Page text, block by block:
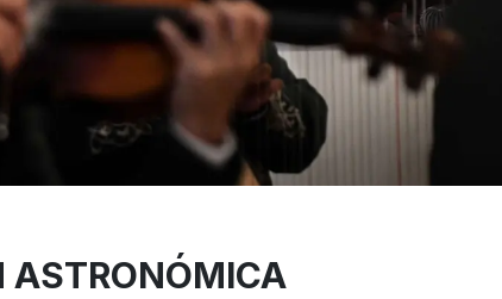
ASTRONÓMICA